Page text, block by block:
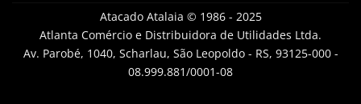
Atacado Atalaia © 1986 - 2025
Atlanta Comércio e Distribuidora de Utilidades Ltda.
Av. Parobé, 1040, Scharlau, São Leopoldo - RS, 93125-000 -
08.999.881/0001-08